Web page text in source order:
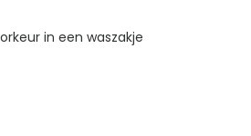
in een waszakje